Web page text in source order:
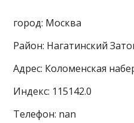
город: Москва
Район: Нагатинский
Адрес: Коломенская
Индекс: 115142.0
Телефон: nan